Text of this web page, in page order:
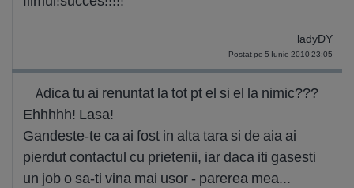
ladyDY
Postat pe 5 Iunie 2010 23:05
Adica tu ai renuntat la tot pt el si el la nimic???
Ehhhhh! Lasa!
Gandeste-te ca ai fost in alta tara si de aia ai
pierdut contactul cu prietenii, iar daca iti gasesti
un job o sa-ti vina mai usor - parerea mea...